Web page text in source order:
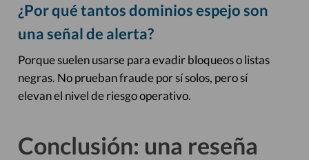
¿Por qué tantos dominios espejo son
una señal de alerta?
Porque suelen usarse para evadir bloqueos o listas
negras. No prueban fraude por sí solos, pero sí
elevan el nivel de riesgo operativo.
Conclusión: una reseña